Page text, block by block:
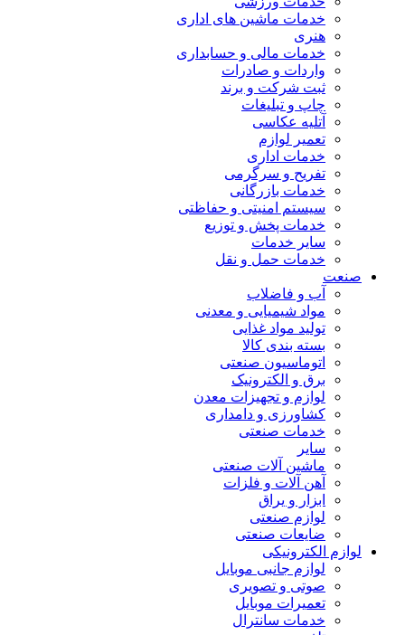
خدمات ماشین های اداری
هنری
خدمات مالی و حسابداری
واردات و صادرات
ثبت شرکت و برند
چاپ و تبلیغات
آتلیه عکاسی
تعمیر لوازم
خدمات اداری
تفریح و سرگرمی
خدمات بازرگانی
سیستم امنیتی و حفاظتی
خدمات پخش و توزیع
سایر خدمات
خدمات حمل و نقل
صنعت
آب و فاضلاب
مواد شیمیایی و معدنی
تولید مواد غذایی
بسته بندی کالا
اتوماسیون صنعتی
برق و الکترونیک
لوازم و تجهیزات معدن
کشاورزی و دامداری
خدمات صنعتی
سایر
ماشین آلات صنعتی
آهن آلات و فلزات
ابزار و یراق
لوازم صنعتی
ضایعات صنعتی
لوازم الکترونیکی
لوازم جانبی موبایل
صوتی و تصویری
تعمیرات موبایل
خدمات سانترال